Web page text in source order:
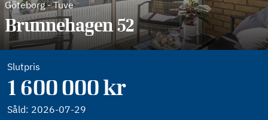
Göteborg-Tuve
Brunnehagen 52
Slutpris
1 600 000 kr
Såld: 2026-07-29